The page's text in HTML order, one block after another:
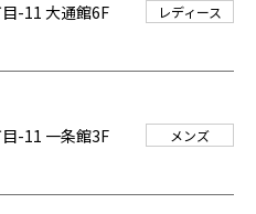
-11 大通館6F
レディース
-11 一条館3F
メンズ